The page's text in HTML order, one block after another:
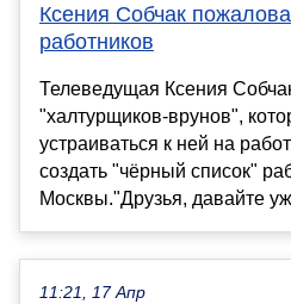
Ксения Собчак
работников
Телеведущая Ксения
"халтурщиков-врунов",
устраиваться к ней на
создать "чёрный список"
Москвы."Друзья, давайте
11:21, 17 Апр